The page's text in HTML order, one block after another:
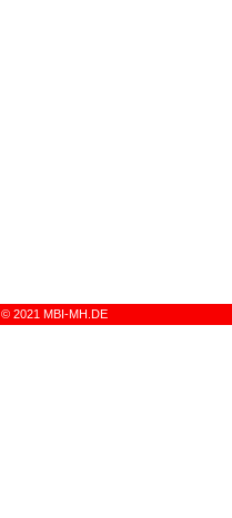
© 2021 MBI-MH.DE